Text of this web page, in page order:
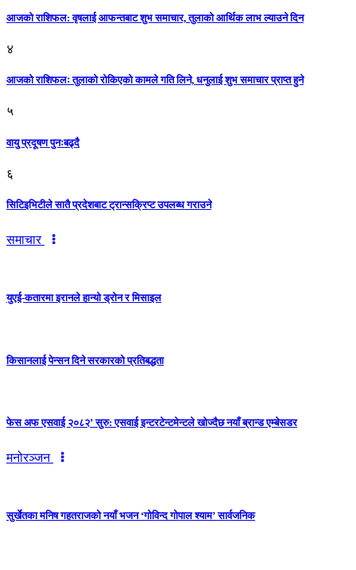
आजकाे राशिफल: वृषलाई आफन्तबाट शुभ समाचार, तुलाकाे आर्थिक लाभ ल्याउने दिन
४
आजको राशिफलः तुलाकाे रोकिएको कामले गति लिने, धनुलाई शुभ समाचार प्राप्त हुने
५
वायु प्रदूषण पुनःबढ्दै
६
सिटिइभिटीले सातै प्रदेशबाट ट्रान्सक्रिप्ट उपलब्ध गराउने
समाचार
युएई-कतारमा इरानले हान्यो ड्रोन र मिसाइल
किसानलाई पेन्सन दिने सरकारको प्रतिबद्धता
फेस अफ एसवाई २०८२’ सुरु: एसवाई इन्टरटेन्टमेन्टले खोज्दैछ नयाँ ब्रान्ड एम्बेसडर
मनोरञ्जन
सुर्खेतका मनिष गहतराजको नयाँ भजन ‘गोविन्द गोपाल श्याम’ सार्वजनिक